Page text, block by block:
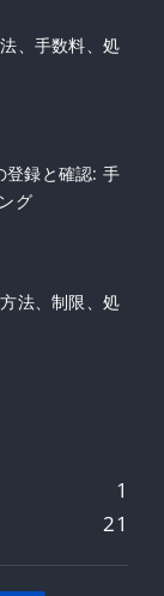
、手数料、処
録と確認: 手
グ
法、制限、処
1
21